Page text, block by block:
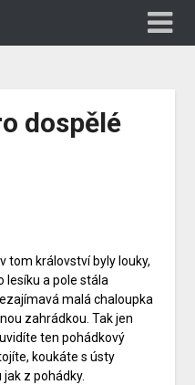
dospělé
tom království byly louky,
lesíku a pole stála
malá chaloupka
zahrádkou. Tak jen
ten pohádkový
koukáte s ústy
z pohádky.